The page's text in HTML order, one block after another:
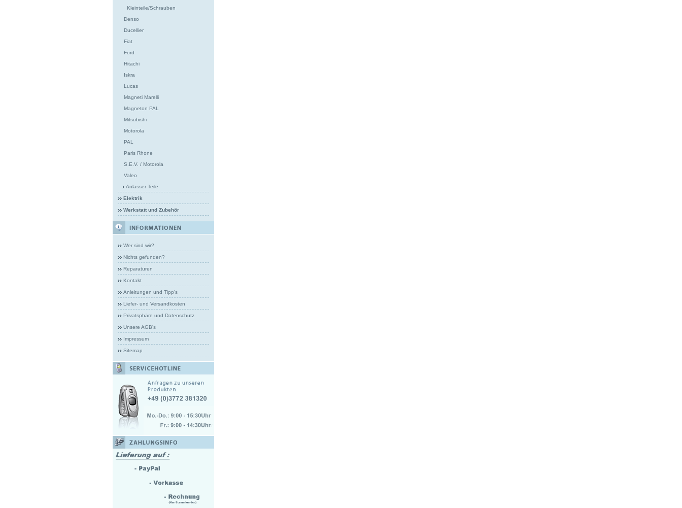
Kleinteile/Schrauben
Denso
Ducellier
Fiat
Ford
Hitachi
Iskra
Lucas
Magneti Marelli
Magneton PAL
Mitsubishi
Motorola
PAL
Paris Rhone
S.E.V. / Motorola
Valeo
Anlasser Teile
Elektrik
Werkstatt und Zubehör
Wer sind wir?
Nichts gefunden?
Reparaturen
Kontakt
Anleitungen und Tipp's
Liefer- und Versandkosten
Privatsphäre und Datenschutz
Unsere AGB's
Impressum
Sitemap